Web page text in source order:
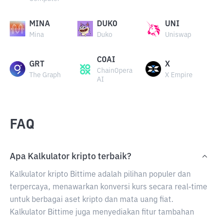
MINA
Mina
DUKO
Duko
UNI
Uniswap
GRT
The Graph
COAI
ChainOpera
AI
X
X Empire
FAQ
Apa Kalkulator kripto terbaik?
Kalkulator kripto Bittime adalah pilihan populer dan
terpercaya, menawarkan konversi kurs secara real-time
untuk berbagai aset kripto dan mata uang fiat.
Kalkulator Bittime juga menyediakan fitur tambahan